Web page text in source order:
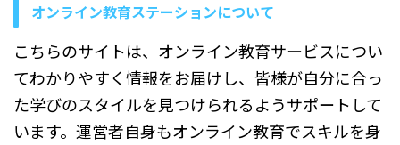
オンライン教育ステーションについて
こちらのサイトは、オンライン教育サービスについ
てわかりやすく情報をお届けし、皆様が自分に合っ
た学びのスタイルを見つけられるようサポートして
います。運営者自身もオンライン教育でスキルを身